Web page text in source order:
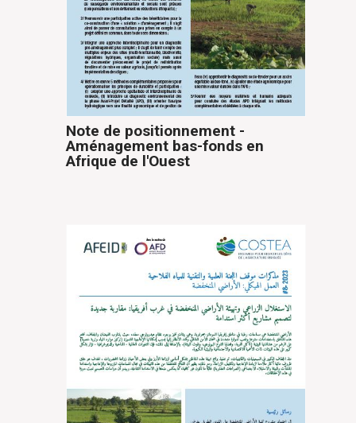
Note de positionnement -
Aménagement bas-fonds en
Afrique de l'Ouest